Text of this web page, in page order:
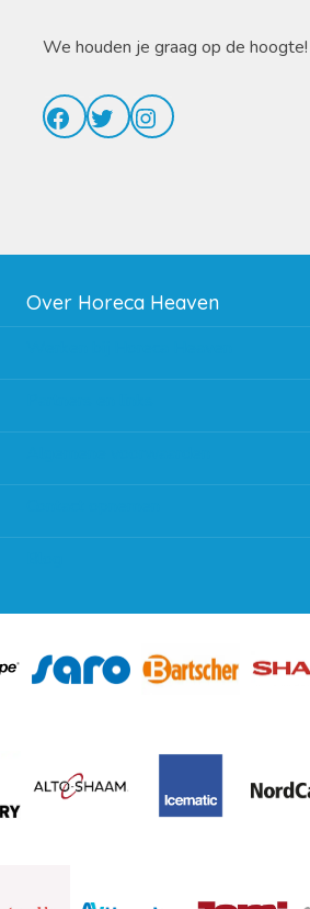
We houden je graag op de hoogte!
Facebook
TwitterInstagram
Over Horeca Heaven